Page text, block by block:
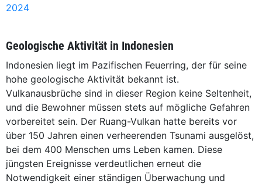
2024
Geologische Aktivität in Indonesien
Indonesien liegt im Pazifischen Feuerring, der für seine
hohe geologische Aktivität bekannt ist.
Vulkanausbrüche sind in dieser Region keine Seltenheit,
und die Bewohner müssen stets auf mögliche Gefahren
vorbereitet sein. Der Ruang-Vulkan hatte bereits vor
über 150 Jahren einen verheerenden Tsunami ausgelöst,
bei dem 400 Menschen ums Leben kamen. Diese
jüngsten Ereignisse verdeutlichen erneut die
Notwendigkeit einer ständigen Überwachung und